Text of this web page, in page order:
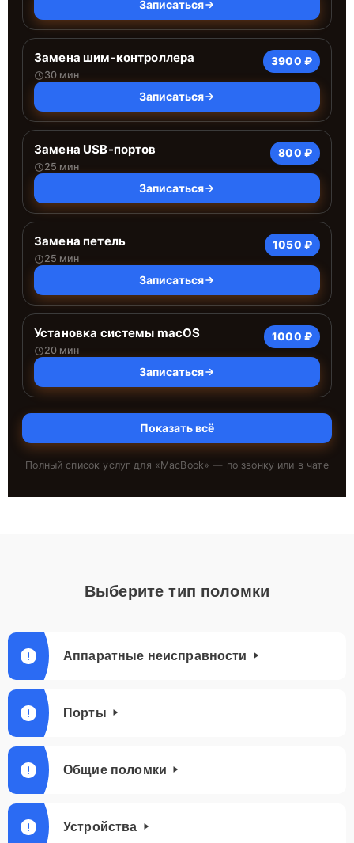
Записаться
Замена шим-контроллера
30 мин
3900 ₽
Записаться
Замена USB-портов
25 мин
800 ₽
Записаться
Замена петель
25 мин
1050 ₽
Записаться
Установка системы macOS
20 мин
1000 ₽
Записаться
Показать всё
Полный список услуг для «MacBook» — по звонку или в чате
Выберите тип поломки
Аппаратные неисправности
Порты
Общие поломки
Устройства